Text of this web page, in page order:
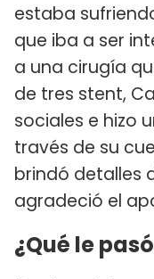
estaba
que iba a ser
a una cirugía
de tres stent,
sociales e hizo
través de su
brindó detalles
agradeció el
¿Qué le